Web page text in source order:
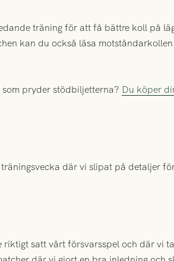
träning för att få bättre koll på
kan du också läsa
pryder stödbiljetterna? Du köper
där vi slipat på detaljer
satt vårt försvarsspel och där vi